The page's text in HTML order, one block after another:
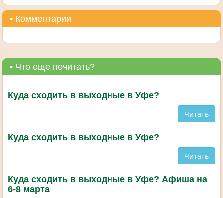
• Комментарии
• Что еще почитать?
Куда сходить в выходные в Уфе?
Читать
Куда сходить в выходные в Уфе?
Читать
Куда сходить в выходные в Уфе? Афиша на
6-8 марта